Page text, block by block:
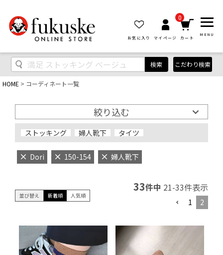
お気に入り マイページ
0
カート
MENU
検索 こだわり検索
HOME コーディネート一覧
絞り込む
ストッキング 婦人靴下 タイツ
Dori 150-154 婦人靴下
並び替え 新着順 人気順
33件中 21-33件表示
1 2